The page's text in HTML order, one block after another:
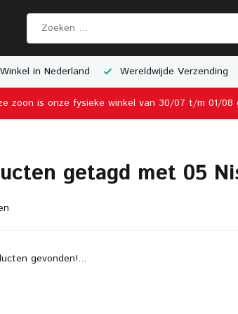
in Nederland Wereldwijde Verzending
zoon is onze fysieke winkel van 30/07 t/m 01/
getagd met 05
gevonden!...